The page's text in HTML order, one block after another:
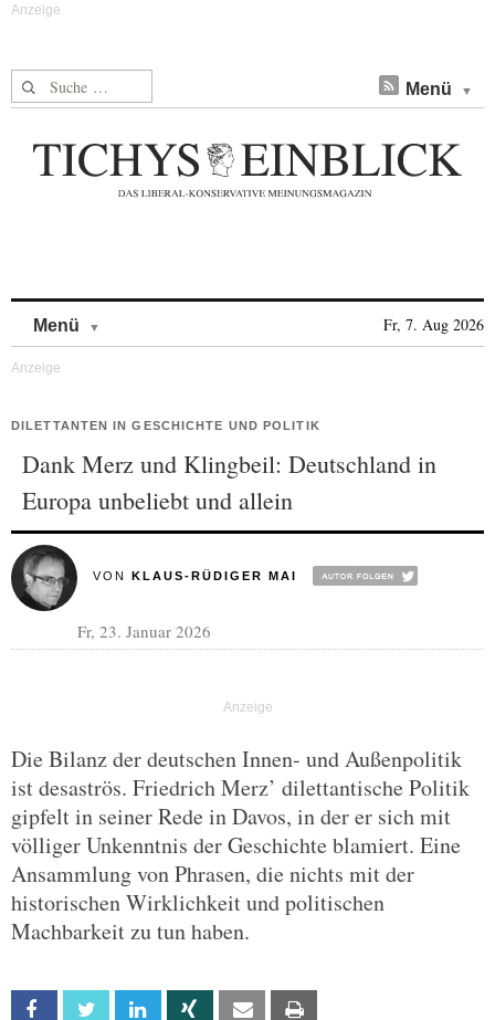
Suche nach: Menü
Menü Fr, 7. Aug 2026
DILETTANTEN IN GESCHICHTE UND POLITIK
Dank Merz und Klingbeil: Deutschland in
Europa unbeliebt und allein
VON KLAUS-RÜDIGER MAI
Fr, 23. Januar 2026
Die Bilanz der deutschen Innen- und Außenpolitik
ist desaströs. Friedrich Merz’ dilettantische Politik
gipfelt in seiner Rede in Davos, in der er sich mit
völliger Unkenntnis der Geschichte blamiert. Eine
Ansammlung von Phrasen, die nichts mit der
historischen Wirklichkeit und politischen
Machbarkeit zu tun haben.
Facebook Twitter Linkedin Xing Email